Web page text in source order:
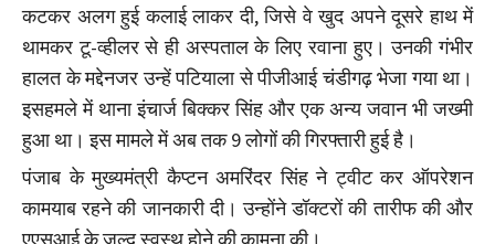
कटकर अलग हुई कलाई लाकर दी, जिसे वे खुद अपने दूसरे हाथ में
थामकर टू-व्हीलर से ही अस्पताल के लिए रवाना हुए। उनकी गंभीर
हालत के मद्देनजर उन्हें पटियाला से पीजीआई चंडीगढ़ भेजा गया था।
इसहमले में थाना इंचार्ज बिक्कर सिंह और एक अन्य जवान भी जख्मी
हुआ था। इस मामले में अब तक 9 लोगों की गिरफ्तारी हुई है।
पंजाब के मुख्यमंत्री कैप्टन अमरिंदर सिंह ने ट्वीट कर ऑपरेशन
कामयाब रहने की जानकारी दी। उन्होंने डॉक्टरों की तारीफ की और